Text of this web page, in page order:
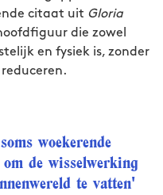
citaat uit Gloria
die zowel
en fysiek is, zonder
woekerende
de wisselwerking
te vatten'